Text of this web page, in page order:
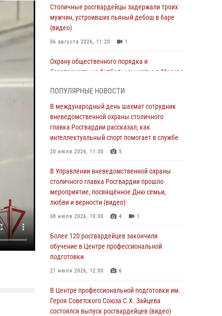
Столичные росгвардейцы задержали троих
мужчин, устроивших пьяный дебош в баре
(видео)
06 августа 2026, 11:20 1
Охрану общественного порядка и
безопасность на футбольном матче в Москве
Столичные росгвардейцы задержали
мужчину, устроившего дебош в букмекерской
конторе (Видео)
05 августа 2026, 12:39
Московские росгвардейцы обеспечили
безопасность проведения футбольного матча
Кубка России (Видео)
05 августа 2026, 12:35 1
ознакомилась с передовыми методами
работы Росгвардии в Москве (видео)
04 августа 2026, 18:16
чемпионат по самбо и боевому самбо.
(видео)
04 августа 2026, 14:00 7 1
ПОПУЛЯРНЫЕ НОВОСТИ
В международный день шахмат сотрудник
вневедомственной охраны столичного
главка Росгвардии рассказал, как
интеллектуальный спорт помогает в службе
20 июля 2026, 11:30 5
В Управлении вневедомственной охраны
столичного главка Росгвардии прошло
мероприятие, посвящённое Дню семьи,
любви и верности (видео)
08 июля 2026, 10:00 4 1
Более 120 росгвардейцев закончили
обучение в Центре профессиональной
подготовки
21 июля 2026, 12:00 6
В Центре профессиональной подготовки им.
Героя Советского Союза С.Х. Зайцева
состоялся выпуск росгвардейцев (видео)